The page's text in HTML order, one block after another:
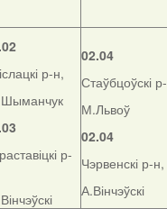
р-н,
р-
02.04
Стаўбцоўскі
М.Львоў
02.04
Чэрвенскі р-н,
А.Вінчэўскі